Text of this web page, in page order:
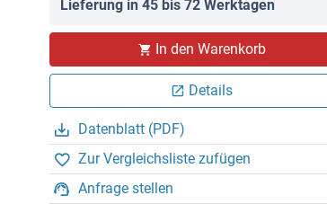
Lieferung in 45 bis 72 Werktagen
In den Warenkorb
Details
Datenblatt (PDF)
Zur Vergleichsliste zufügen
Anfrage stellen